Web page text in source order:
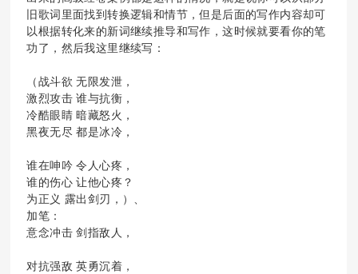
旧歌词里面找到转换逻辑和情节，但是后面的写作内容却可
以根据转化来的新词继续推导和写作，这时候就要看你的笔
功了，然后我这里继续写：
（战斗欲 无限发泄，
激烈攻击 谁与抗衡，
冷酷眼睛 暗藏怒火，
黑夜无尽 都是冰冷，
谁在呻吟 令人心疼，
谁的伤心 让他心疼？
为正义 露出剑刃，）、
加笔：
意念冲击 剑指敌人，
对抗强敌 英勇沉着，